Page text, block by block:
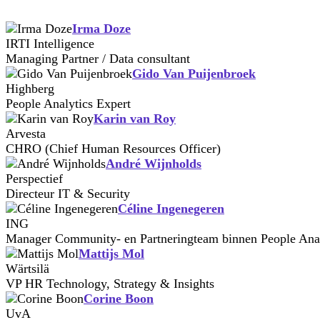
Irma Doze
IRTI Intelligence
Managing Partner / Data consultant
Gido Van Puijenbroek
Highberg
People Analytics Expert
Karin van Roy
Arvesta
CHRO (Chief Human Resources Officer)
André Wijnholds
Perspectief
Directeur IT & Security
Céline Ingenegeren
ING
Manager Community- en Partneringteam binnen People
Mattijs Mol
Wärtsilä
VP HR Technology, Strategy & Insights
Corine Boon
UvA